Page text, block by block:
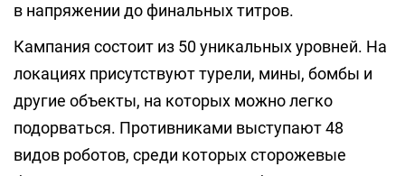
в напряжении до финальных титров.
Кампания состоит из 50 уникальных уровней. На
локациях присутствуют турели, мины, бомбы и
другие объекты, на которых можно легко
подорваться. Противниками выступают 48
видов роботов, среди которых сторожевые